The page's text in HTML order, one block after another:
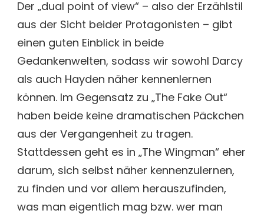
Der „dual point of view“ – also der Erzählstil
aus der Sicht beider Protagonisten – gibt
einen guten Einblick in beide
Gedankenwelten, sodass wir sowohl Darcy
als auch Hayden näher kennenlernen
können. Im Gegensatz zu „The Fake Out“
haben beide keine dramatischen Päckchen
aus der Vergangenheit zu tragen.
Stattdessen geht es in „The Wingman“ eher
darum, sich selbst näher kennenzulernen,
zu finden und vor allem herauszufinden,
was man eigentlich mag bzw. wer man